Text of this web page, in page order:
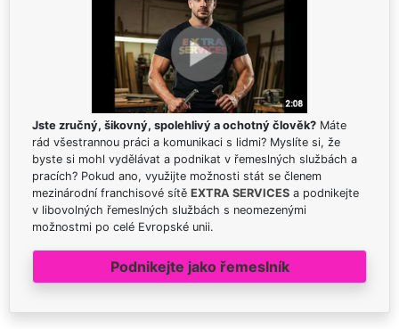
Jste zručný, šikovný, spolehlivý a ochotný člověk? Máte
rád všestrannou práci a komunikaci s lidmi? Myslíte si, že
byste si mohl vydělávat a podnikat v řemeslných službách a
pracích? Pokud ano, využijte možnosti stát se členem
mezinárodní franchisové sítě EXTRA SERVICES a podnikejte
v libovolných řemeslných službách s neomezenými
možnostmi po celé Evropské unii.
Podnikejte jako řemeslník